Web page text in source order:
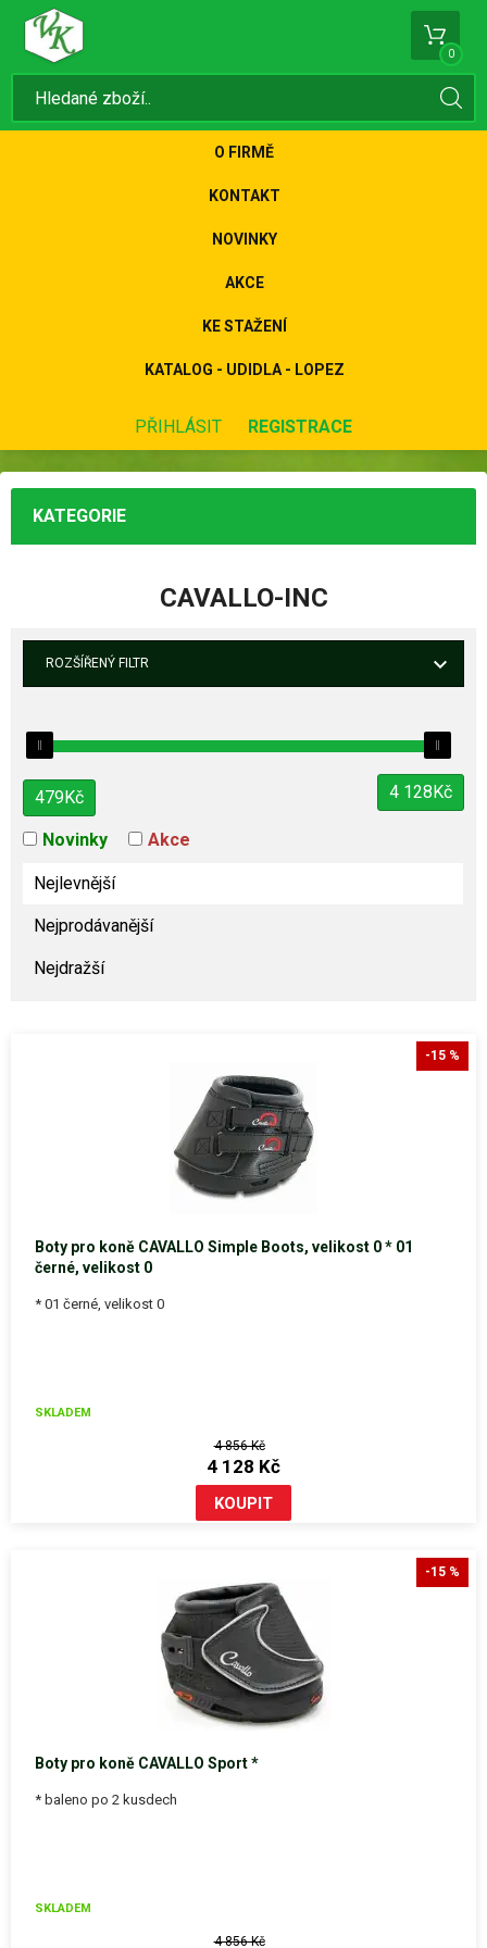
0
O FIRMĚ
KONTAKT
NOVINKY
AKCE
KE STAŽENÍ
KATALOG - UDIDLA - LOPEZ
PŘIHLÁSIT REGISTRACE
KATEGORIE
CAVALLO-INC
ROZŠÍŘENÝ FILTR
479Kč 4 128Kč
Novinky Akce
Nejlevnější
Nejprodávanější
Nejdražší
-15 %
Boty pro koně CAVALLO Simple Boots, velikost 0 * 01
černé, velikost 0
* 01 černé, velikost 0
SKLADEM
4 856 Kč
4 128 Kč
-15 %
Boty pro koně CAVALLO Sport *
* baleno po 2 kusdech
SKLADEM
4 856 Kč